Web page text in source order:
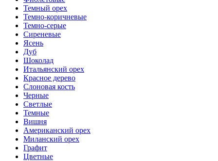
Темный орех
Темно-коричневые
Темно-серые
Сиреневые
Ясень
Дуб
Шоколад
Итальянский орех
Красное дерево
Слоновая кость
Черные
Светлые
Темные
Вишня
Американский орех
Миланский орех
Графит
Цветные